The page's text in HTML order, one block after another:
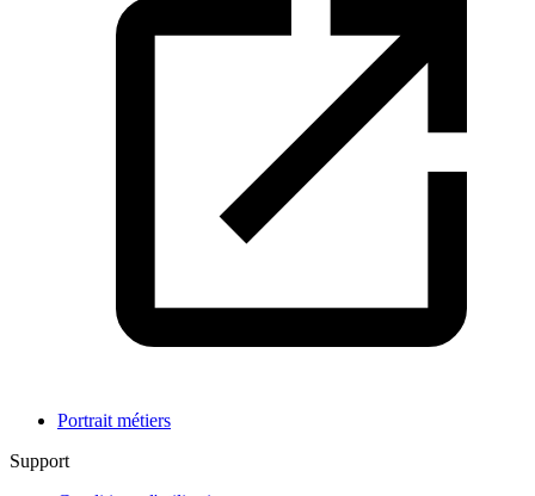
Portrait métiers
Support